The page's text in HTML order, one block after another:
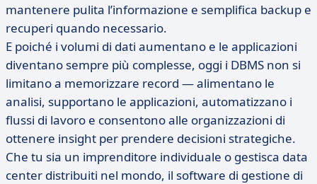
mantenere pulita l’informazione e semplifica backup e
recuperi quando necessario.
E poiché i volumi di dati aumentano e le applicazioni
diventano sempre più complesse, oggi i DBMS non si
limitano a memorizzare record — alimentano le
analisi, supportano le applicazioni, automatizzano i
flussi di lavoro e consentono alle organizzazioni di
ottenere insight per prendere decisioni strategiche.
Che tu sia un imprenditore individuale o gestisca data
center distribuiti nel mondo, il software di gestione di